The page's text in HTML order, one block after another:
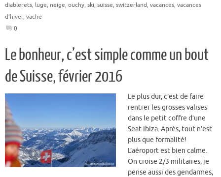
diablerets, luge, neige, ouchy, ski, suisse, switzerland, vacances, vacances
d'hiver, vache
0
Le bonheur, c’est simple comme un bout
de Suisse, février 2016
Le plus dur, c’est de faire
rentrer les grosses valises
dans le petit coffre d’une
Seat Ibiza. Après, tout n’est
plus que formalité!
L’aéroport est bien calme.
On croise 2/3 militaires, je
pense aussi des gendarmes,